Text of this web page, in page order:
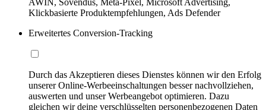
Klickbasierte Produktempfehlungen, Ads Defender
Erweitertes Conversion-Tracking
Durch das Akzeptieren dieses Dienstes können wir den Erfolg
unserer Online-Werbeeinschaltungen besser nachvollziehen,
auswerten und unser Werbeangebot optimieren. Dazu
gleichen wir deine verschlüsselten personenbezogenen Daten